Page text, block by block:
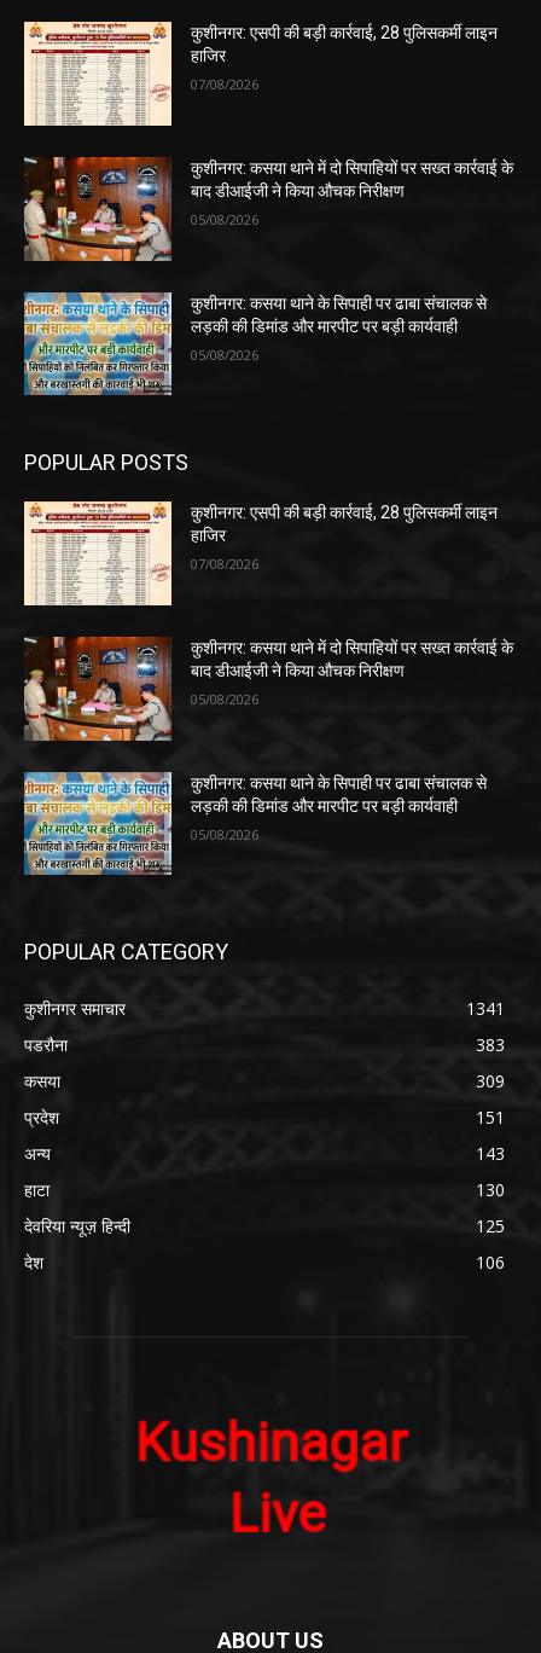
कुशीनगर: एसपी की बड़ी कार्रवाई, 28 पुलिसकर्मी लाइन
हाजिर
07/08/2026
कुशीनगर: कसया थाने में दो सिपाहियों पर सख्त कार्रवाई के
बाद डीआईजी ने किया औचक निरीक्षण
05/08/2026
कुशीनगर: कसया थाने के सिपाही पर ढाबा संचालक से
लड़की की डिमांड और मारपीट पर बड़ी कार्यवाही
05/08/2026
POPULAR POSTS
कुशीनगर: एसपी की बड़ी कार्रवाई, 28 पुलिसकर्मी लाइन
हाजिर
07/08/2026
कुशीनगर: कसया थाने में दो सिपाहियों पर सख्त कार्रवाई के
बाद डीआईजी ने किया औचक निरीक्षण
05/08/2026
कुशीनगर: कसया थाने के सिपाही पर ढाबा संचालक से
लड़की की डिमांड और मारपीट पर बड़ी कार्यवाही
05/08/2026
POPULAR CATEGORY
कुशीनगर समाचार
1341
पडरौना
383
कसया
309
प्रदेश
151
अन्य
143
हाटा
130
देवरिया न्यूज़ हिन्दी
125
देश
106
ABOUT US